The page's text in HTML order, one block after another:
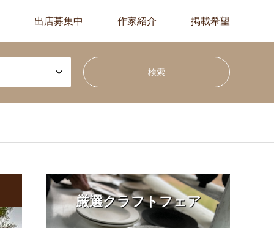
出店募集中 作家紹介 掲載希望
厳選クラフトフェア